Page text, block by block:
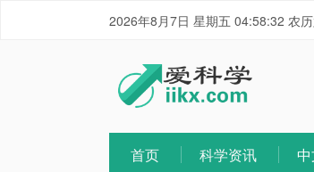
2026年8月7日 星期五 04:58:32 农
首页 科学资讯